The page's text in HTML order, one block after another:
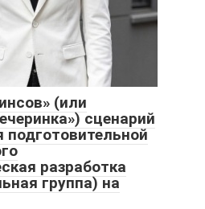
(или
сценарий
подготовительной
разработка
группа) на